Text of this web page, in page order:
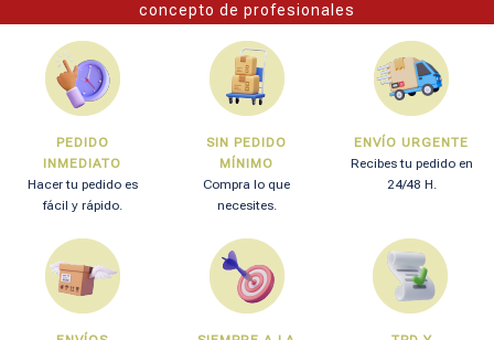
concepto de profesionales
PEDIDO
INMEDIATO
Hacer tu pedido es
fácil y rápido.
SIN PEDIDO
MÍNIMO
Compra lo que
necesites.
ENVÍO URGENTE
Recibes tu pedido en
24/48 H.